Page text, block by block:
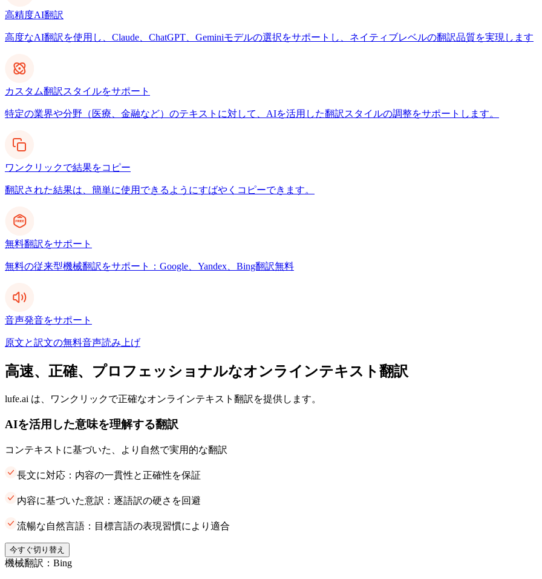
高精度AI翻訳
高度なAI翻訳を使用し、Claude、ChatGPT、Geminiモデルの選択をサポートし、ネイティブレベルの翻訳品質を実現します
カスタム翻訳スタイルをサポート
特定の業界や分野（医療、金融など）のテキストに対して、AIを活用した翻訳スタイルの調整をサポートします。
ワンクリックで結果をコピー
翻訳された結果は、簡単に使用できるようにすばやくコピーできます。
無料翻訳をサポート
無料の従来型機械翻訳をサポート：Google、Yandex、Bing翻訳無料
音声発音をサポート
原文と訳文の無料音声読み上げ
高速、正確、プロフェッショナルなオンラインテキスト翻訳
lufe.ai は、ワンクリックで正確なオンラインテキスト翻訳を提供します。
AIを活用した意味を理解する翻訳
コンテキストに基づいた、より自然で実用的な翻訳
長文に対応：内容の一貫性と正確性を保証
内容に基づいた意訳：逐語訳の硬さを回避
流暢な自然言語：目標言語の表現習慣により適合
今すぐ切り替え
機械翻訳：Bing